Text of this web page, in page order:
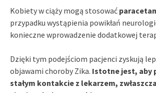
Kobiety w ciąży mogą stosować
przypadku wystąpienia powikłań
konieczne wprowadzenie dodatkowej
Dzięki tym podejściom pacjenci zyskują
objawami choroby Zika. Istotne jest, aby
stałym kontakcie z lekarzem,